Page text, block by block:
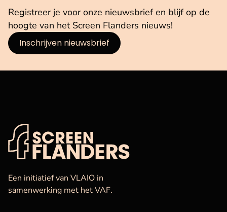
Registreer je voor onze nieuwsbrief en blijf op de
hoogte van het Screen Flanders nieuws!
Inschrijven nieuwsbrief
VAF
Een initiatief van VLAIO in
samenwerking met het VAF.